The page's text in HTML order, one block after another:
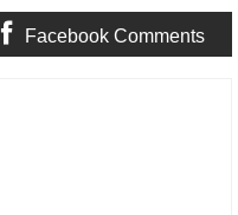
Facebook Comments